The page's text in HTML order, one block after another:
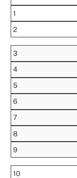
1
2
3
4
5
6
7
8
9
10